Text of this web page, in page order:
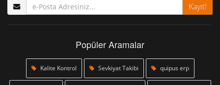
Kayıt!
Popüler Aramalar
Kalite Kontrol Sevkiyat Takibi quipus erp